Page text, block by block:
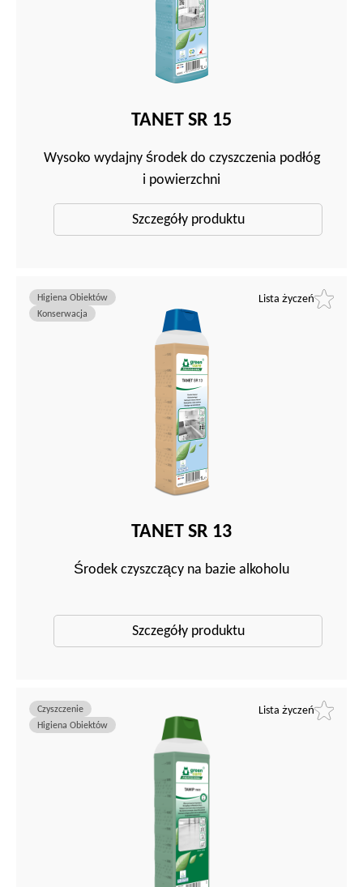
TANET SR 15
Wysoko wydajny środek do czyszczenia podłóg
i powierzchni
Szczegóły produktu
Lista życzeń
TANET SR 13
Środek czyszczący na bazie alkoholu
Higiena Obiektów
Konserwacja
Szczegóły produktu
Lista życzeń
Czyszczenie
Higiena Obiektów